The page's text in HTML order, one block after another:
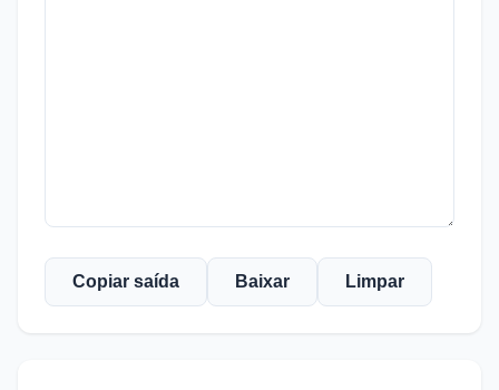
Copiar saída Baixar Limpar